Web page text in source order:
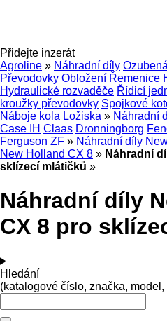
Přidejte inzerát
Agroline » Náhradní díly
Převodovky Obložení Řemenice
Hydraulické rozvaděče Řídicí
kroužky převodovky Spojkové
Náboje kola Ložiska » Náhradní
Case IH Claas Dronningborg
Ferguson ZF » Náhradní díly
New Holland CX 8 » Náhradní
sklízecí mlátičků »
Náhradní díly
CX 8 pro
Hledání
(katalogové číslo, značka,